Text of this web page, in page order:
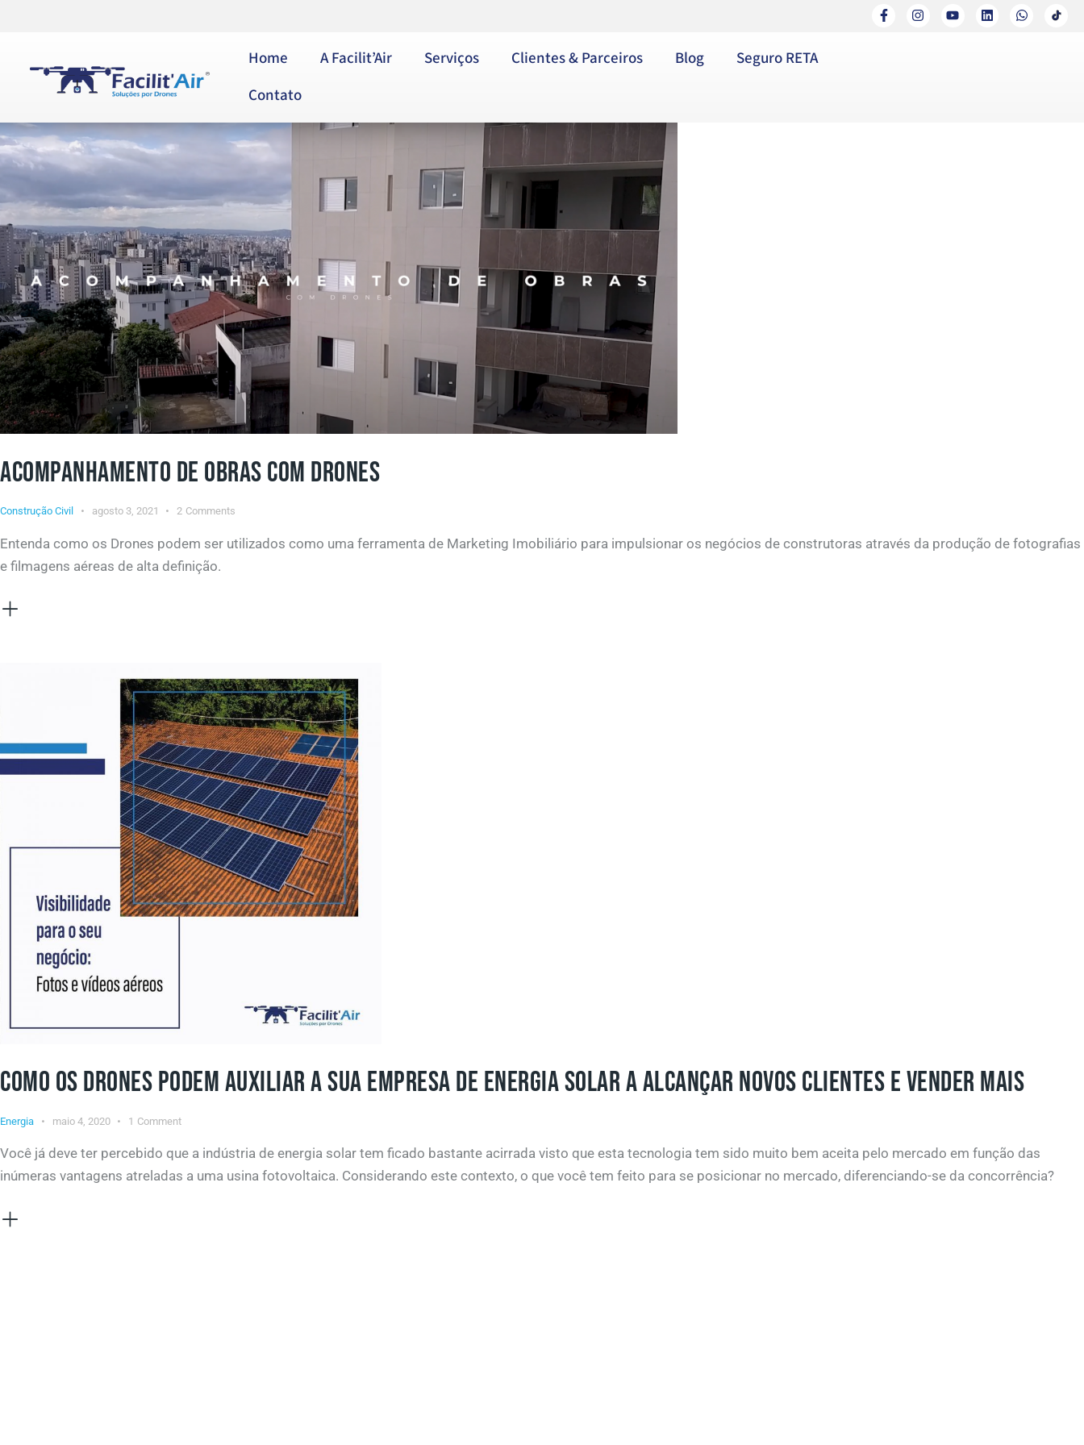
Home A Facilit’Air Serviços Clientes & Parceiros Blog
Seguro RETA
Contato
ACOMPANHAMENTO DE OBRAS COM DRONES
Construção Civil agosto 3, 2021 2 Comments
Entenda como os Drones podem ser utilizados como uma ferramenta de Marketing Imobiliário para impulsionar os negócios de construtoras através da produção de fotografias
e filmagens aéreas de alta definição.
COMO OS DRONES PODEM AUXILIAR A SUA EMPRESA DE ENERGIA SOLAR A ALCANÇAR NOVOS CLIENTES E VENDER MAIS
Energia maio 4, 2020 1 Comment
Você já deve ter percebido que a indústria de energia solar tem ficado bastante acirrada visto que esta tecnologia tem sido muito bem aceita pelo mercado em função das
inúmeras vantagens atreladas a uma usina fotovoltaica. Considerando este contexto, o que você tem feito para se posicionar no mercado, diferenciando-se da concorrência?